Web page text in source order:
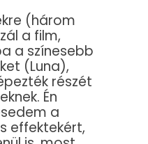
(három
a film,
a színesebb
(Luna),
részét
Én
a
effektekért,